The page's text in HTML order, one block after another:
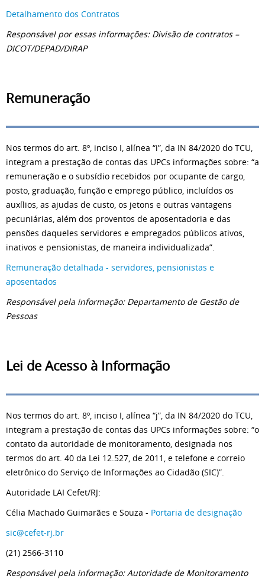
Detalhamento dos Contratos
Responsável por essas informações: Divisão de contratos –
DICOT/DEPAD/DIRAP
Remuneração
Nos termos do art. 8º, inciso I, alínea “i”, da IN 84/2020 do TCU,
integram a prestação de contas das UPCs informações sobre: “a
remuneração e o subsídio recebidos por ocupante de cargo,
posto, graduação, função e emprego público, incluídos os
auxílios, as ajudas de custo, os jetons e outras vantagens
pecuniárias, além dos proventos de aposentadoria e das
pensões daqueles servidores e empregados públicos ativos,
inativos e pensionistas, de maneira individualizada”.
Remuneração detalhada - servidores, pensionistas e
aposentados
Responsável pela informação: Departamento de Gestão de
Pessoas
Lei de Acesso à Informação
Nos termos do art. 8º, inciso I, alínea “j”, da IN 84/2020 do TCU,
integram a prestação de contas das UPCs informações sobre: “o
contato da autoridade de monitoramento, designada nos
termos do art. 40 da Lei 12.527, de 2011, e telefone e correio
eletrônico do Serviço de Informações ao Cidadão (SIC)”.
Autoridade LAI Cefet/RJ:
Célia Machado Guimarães e Souza - Portaria de designação
sic@cefet-rj.br
(21) 2566-3110
Responsável pela informação: Autoridade de Monitoramento